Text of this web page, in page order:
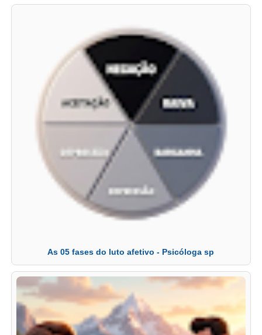
As 05 fases do luto afetivo - Psicóloga sp